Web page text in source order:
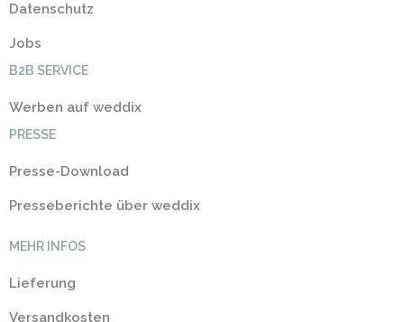
Datenschutz
Jobs
B2B SERVICE
Werben auf weddix
PRESSE
Presse-Download
Presseberichte über weddix
MEHR INFOS
Lieferung
Versandkosten